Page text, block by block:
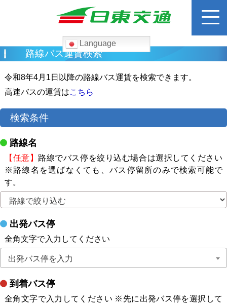
Language
検
索:
ホーム
高速バス
路線バス運賃検索
令和8年4月1日以降の路線バス運賃を検索できます。
高速バスの運賃はこちら
検索条件
路線名
【任意】 路線でバス停を絞り込む場合は選択してください
※路線名を選ばなくても、バス停留所のみで検索可能で
す。
出発バス停
全角文字で入力してください
出発バス停を入力
到着バス停
全角文字で入力してください ※先に出発バス停を選択して